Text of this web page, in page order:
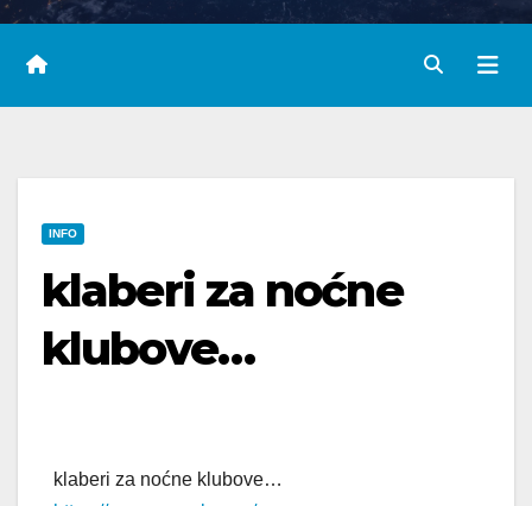
INFO
klaberi za noćne
klubove…
klaberi za noćne klubove…